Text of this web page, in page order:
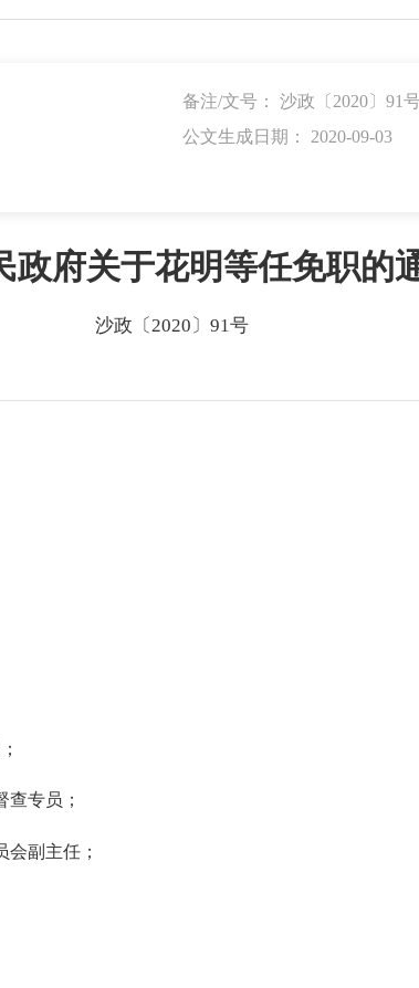
备注/文号： 沙政〔2020〕91
公文生成日期： 2020-09-03
政府关于花明等任免职的
沙政〔2020〕91号
专员；
副主任；